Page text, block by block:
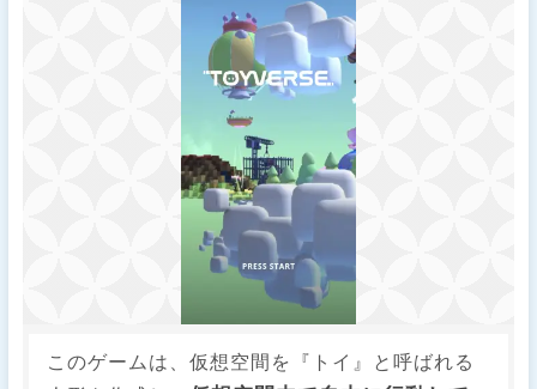
このゲームは、仮想空間を『トイ』と呼ばれる